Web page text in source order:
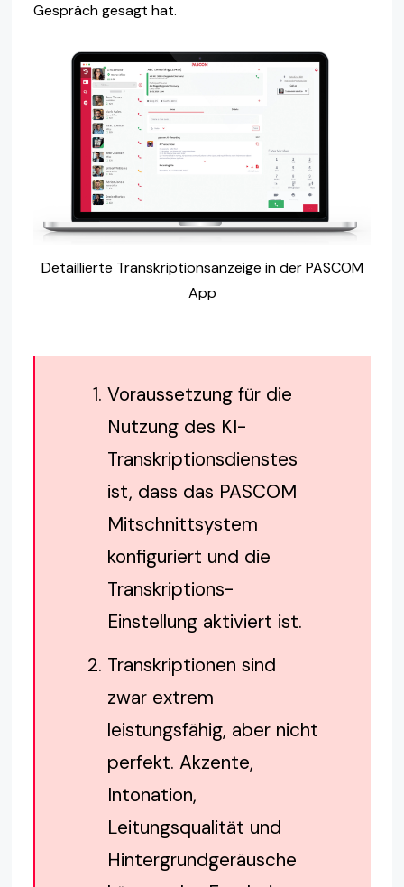
Gespräch gesagt hat.
Detaillierte Transkriptionsanzeige in der PASCOM
App
Voraussetzung für die
Nutzung des KI-
Transkriptionsdienstes
ist, dass das PASCOM
Mitschnittsystem
konfiguriert und die
Transkriptions-
Einstellung aktiviert ist.
Transkriptionen sind
zwar extrem
leistungsfähig, aber nicht
perfekt. Akzente,
Intonation,
Leitungsqualität und
Hintergrundgeräusche